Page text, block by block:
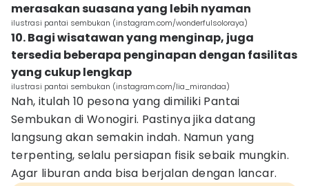
merasakan suasana yang lebih nyaman
ilustrasi pantai sembukan (instagram.com/wonderfulsoloraya)
10. Bagi wisatawan yang menginap, juga
tersedia beberapa penginapan dengan fasilitas
yang cukup lengkap
ilustrasi pantai sembukan (instagram.com/lia_mirandaa)
Nah, itulah 10 pesona yang dimiliki Pantai
Sembukan di Wonogiri. Pastinya jika datang
langsung akan semakin indah. Namun yang
terpenting, selalu persiapan fisik sebaik mungkin.
Agar liburan anda bisa berjalan dengan lancar.